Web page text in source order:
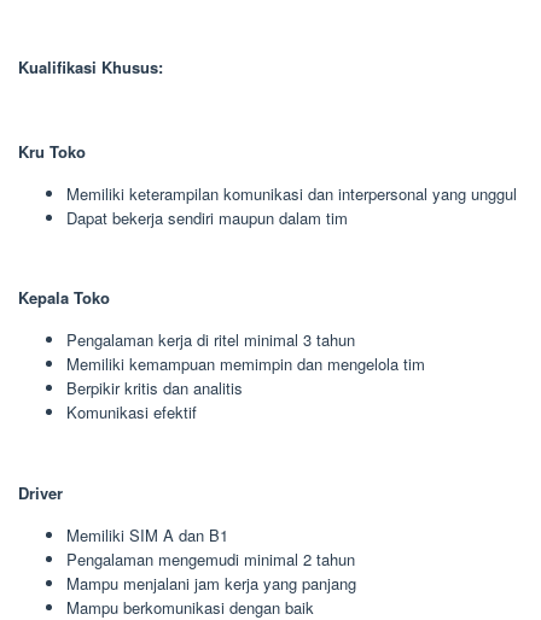
Kualifikasi Khusus:
Kru Toko
Memiliki keterampilan komunikasi dan interpersonal yang unggul
Dapat bekerja sendiri maupun dalam tim
Kepala Toko
Pengalaman kerja di ritel minimal 3 tahun
Memiliki kemampuan memimpin dan mengelola tim
Berpikir kritis dan analitis
Komunikasi efektif
Driver
Memiliki SIM A dan B1
Pengalaman mengemudi minimal 2 tahun
Mampu menjalani jam kerja yang panjang
Mampu berkomunikasi dengan baik